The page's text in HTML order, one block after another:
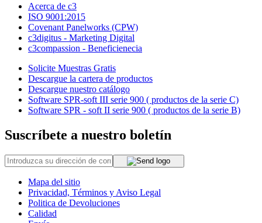
Acerca de c3
ISO 9001:2015
Covenant Panelworks (CPW)
c3digitus - Marketing Digital
c3compassion - Beneficienecia
Solicite Muestras Gratis
Descargue la cartera de productos
Descargue nuestro catálogo
Software SPR-soft III serie 900 ( productos de la serie C)
Software SPR - soft II serie 900 ( productos de la serie B)
Suscríbete a nuestro boletín
Mapa del sitio
Privacidad, Términos y Aviso Legal
Politica de Devoluciones
Calidad